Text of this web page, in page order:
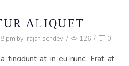
ALIQUET
pm by rajan sehdev / 126 / 0
tincidunt at in eu nunc. Erat at